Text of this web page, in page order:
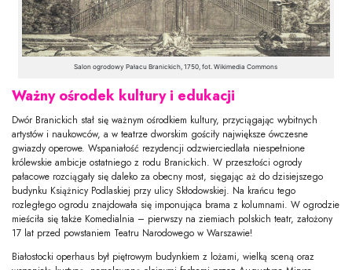
Salon ogrodowy Pałacu Branickich, 1750, fot. Wikimedia Commons
Ważny ośrodek kultury i edukacji
Dwór Branickich stał się ważnym ośrodkiem kultury, przyciągając wybitnych
artystów i naukowców, a w teatrze dworskim gościły największe ówczesne
gwiazdy operowe. Wspaniałość rezydencji odzwierciedlała niespełnione
królewskie ambicje ostatniego z rodu Branickich. W przeszłości ogrody
pałacowe rozciągały się daleko za obecny most, sięgając aż do dzisiejszego
budynku Książnicy Podlaskiej przy ulicy Skłodowskiej. Na krańcu tego
rozległego ogrodu znajdowała się imponująca brama z kolumnami. W ogrodzie
mieściła się także Komedialnia – pierwszy na ziemiach polskich teatr, założony
17 lat przed powstaniem Teatru Narodowego w Warszawie!
Białostocki operhaus był piętrowym budynkiem z lożami, wielką sceną oraz